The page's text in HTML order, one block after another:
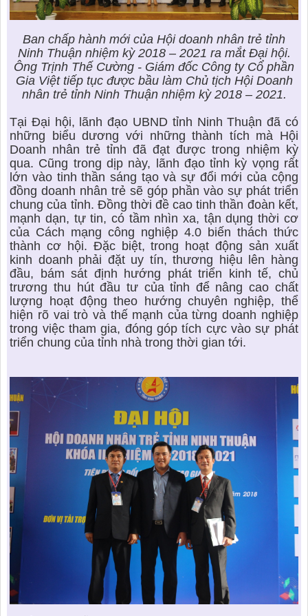
Ban chấp hành mới của Hội doanh nhân trẻ tỉnh
Ninh Thuận nhiệm kỳ 2018 – 2021 ra mắt Đại hội.
Ông Trịnh Thế Cường - Giám đốc Công ty Cổ phần
Gia Việt tiếp tục được bầu làm Chủ tịch Hội Doanh
nhân trẻ tỉnh Ninh Thuận nhiệm kỳ 2018 – 2021.
Tại Đại hội, lãnh đạo UBND tỉnh Ninh Thuận đã có
những biểu dương với những thành tích mà Hội
Doanh nhân trẻ tỉnh đã đạt được trong nhiệm kỳ
qua. Cũng trong dịp này, lãnh đạo tỉnh kỳ vọng rất
lớn vào tinh thần sáng tạo và sự đổi mới của cộng
đồng doanh nhân trẻ sẽ góp phần vào sự phát triển
chung của tỉnh. Đồng thời đề cao tinh thần đoàn kết,
mạnh dạn, tự tin, có tầm nhìn xa, tận dụng thời cơ
của Cách mạng công nghiệp 4.0 biến thách thức
thành cơ hội. Đặc biệt, trong hoạt động sản xuất
kinh doanh phải đặt uy tín, thương hiệu lên hàng
đầu, bám sát định hướng phát triển kinh tế, chủ
trương thu hút đầu tư của tỉnh để nâng cao chất
lượng hoạt động theo hướng chuyên nghiệp, thể
hiện rõ vai trò và thế mạnh của từng doanh nghiệp
trong việc tham gia, đóng góp tích cực vào sự phát
triển chung của tỉnh nhà trong thời gian tới.